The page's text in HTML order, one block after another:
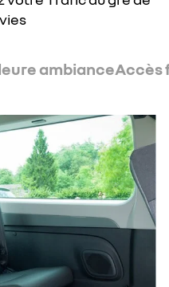
ambianceAccès